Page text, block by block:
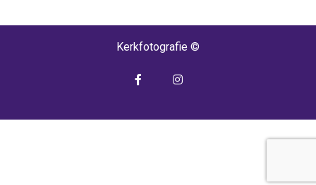
Kerkfotografie ©